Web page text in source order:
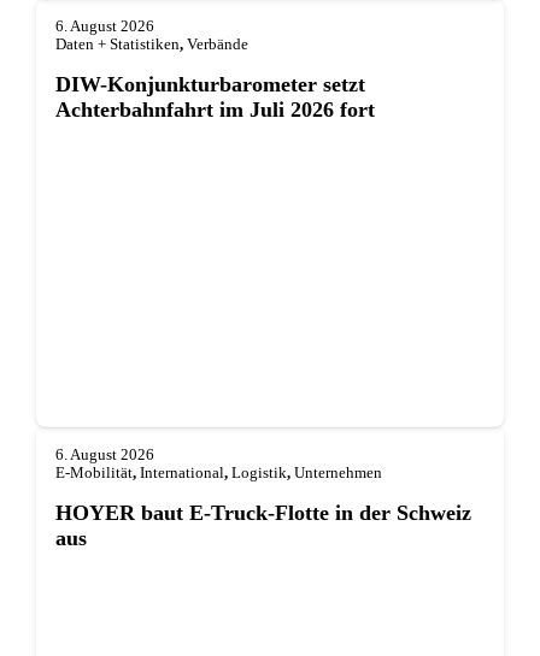
6. August 2026
Daten + Statistiken, Verbände
DIW-Konjunkturbarometer setzt
Achterbahnfahrt im Juli 2026 fort
6. August 2026
E-Mobilität, International, Logistik, Unternehmen
HOYER baut E-Truck-Flotte in der Schweiz
aus